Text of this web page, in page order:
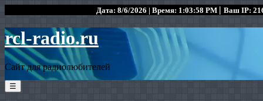
Дата: 8/6/2026 | Время: 1:03:58 PM | Ваш IP:
rcl-radio.ru
Сайт для радиолюбителей
☰